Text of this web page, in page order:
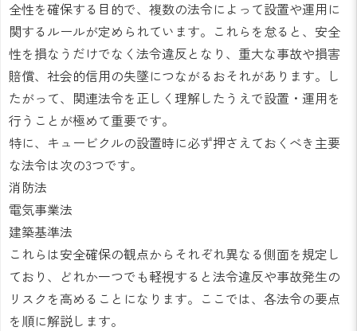
全性を確保する目的で、複数の法令によって設置や運用に
関するルールが定められています。これらを怠ると、安全
性を損なうだけでなく法令違反となり、重大な事故や損害
賠償、社会的信用の失墜につながるおそれがあります。し
たがって、関連法令を正しく理解したうえで設置・運用を
行うことが極めて重要です。
特に、キュービクルの設置時に必ず押さえておくべき主要
な法令は次の3つです。
消防法
電気事業法
建築基準法
これらは安全確保の観点からそれぞれ異なる側面を規定し
ており、どれか一つでも軽視すると法令違反や事故発生の
リスクを高めることになります。ここでは、各法令の要点
を順に解説します。